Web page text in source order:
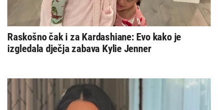
Raskošno čak i za Kardashiane: Evo kako je
izgledala dječja zabava Kylie Jenner